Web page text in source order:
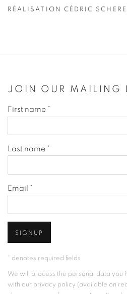
RÉALISATION CÉDRIC
JOIN OUR MAILING
First name *
Last name *
Email *
SIGNUP
* denotes required fields
We will process the personal data you
with our privacy policy (available on